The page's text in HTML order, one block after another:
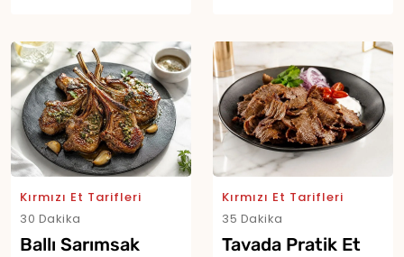
Kırmızı Et Tarifleri
30 Dakika
Ballı Sarımsak
Kırmızı Et Tarifleri
35 Dakika
Tavada Pratik Et